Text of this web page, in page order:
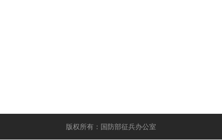
版权所有：国防部征兵办公室